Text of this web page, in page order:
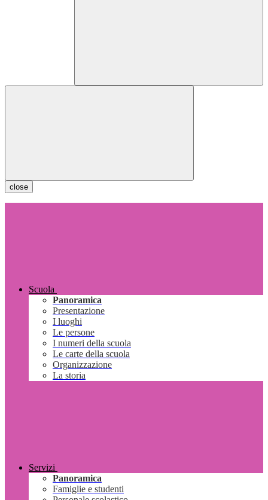
close
Scuola
Panoramica
Presentazione
I luoghi
Le persone
I numeri della scuola
Le carte della scuola
Organizzazione
La storia
Servizi
Panoramica
Famiglie e studenti